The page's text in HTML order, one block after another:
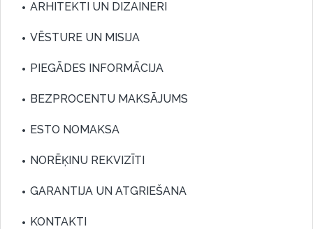
ARHITEKTI UN DIZAINERI
VĒSTURE UN MISIJA
PIEGĀDES INFORMĀCIJA
BEZPROCENTU MAKSĀJUMS
ESTO NOMAKSA
NORĒĶINU REKVIZĪTI
GARANTIJA UN ATGRIEŠANA
KONTAKTI